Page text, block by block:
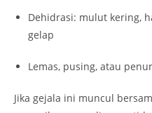
Dehidrasi: mulut kering,
gelap
Lemas, pusing, atau
Jika gejala ini muncul